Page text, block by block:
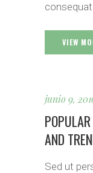
VIEW
junio 9,
AND
Sed ut